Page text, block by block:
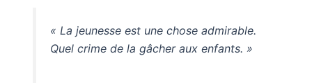
« La jeunesse est une chose admirable.
Quel crime de la gâcher aux enfants. »